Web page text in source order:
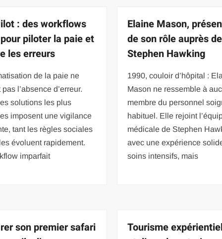
: des workflows
piloter la paie et
les erreurs
de la paie ne
l’absence d’erreur.
solutions les plus
imposent une vigilance
tant les règles sociales
évoluent rapidement.
imparfait
Elaine Mason,
de son rôle auprès de
Stephen Hawking
1990, couloir d’hôpital :
Mason ne ressemble à
membre du personnel
habituel. Elle rejoint
médicale de Stephen
avec une expérience
soins intensifs, mais
son premier safari
Tourisme